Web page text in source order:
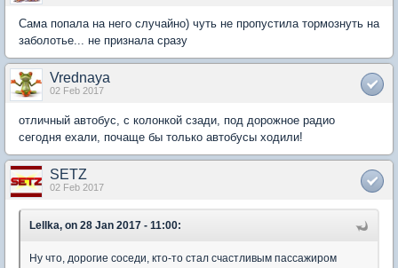
Сама попала на него случайно) чуть не пропустила тормознуть на
заболотье... не признала сразу
Vrednaya
02 Feb 2017
отличный автобус, с колонкой сзади, под дорожное радио
сегодня ехали, почаще бы только автобусы ходили!
SETZ
02 Feb 2017
Lellka, on 28 Jan 2017 - 11:00:
Ну что, дорогие соседи, кто-то стал счастливым пассажиром